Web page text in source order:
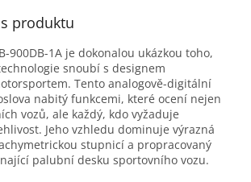
produktu
900DB-1A je dokonalou ukázkou toho,
snoubí s designem
Tento analogově-digitální
nabitý funkcemi, které ocení nejen
vozů, ale každý, kdo vyžaduje
Jeho vzhledu dominuje výrazná
stupnicí a propracovaný
palubní desku sportovního vozu.